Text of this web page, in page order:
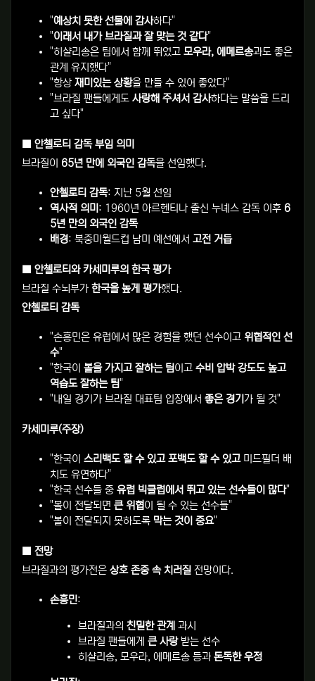
"예상치 못한 선물에 감사하다"
"이래서 내가 브라질과 잘 맞는 것 같다"
"히샬리송은 팀에서 함께 뛰었고 모우라, 에메르송과도 좋은
관계 유지했다"
"항상 재미있는 상황을 만들 수 있어 좋았다"
"브라질 팬들에게도 사랑해 주셔서 감사하다는 말씀을 드리
고 싶다"
■ 안첼로티 감독 부임 의미
브라질이 65년 만에 외국인 감독을 선임했다.
안첼로티 감독: 지난 5월 선임
역사적 의미 : 1960년 아르헨티나 출신 누녜스 감독 이후 6
5년 만의 외국인 감독
배경: 북중미월드컵 남미 예선에서 고전 거듭
■ 안첼로티와 카세미루의 한국 평가
브라질 수뇌부가 한국을 높게 평가했다.
안첼로티 감독
"손흥민은 유럽에서 많은 경험을 했던 선수이고 위협적인 선
수"
"한국이 볼을 가지고 잘하는 팀이고 수비 압박 강도도 높고
역습도 잘하는 팀"
"내일 경기가 브라질 대표팀 입장에서 좋은 경기 가 될 것"
카세미루(주장)
"한국이 스리백도 할 수 있고 포백도 할 수 있고미드필더 배
치도 유연하다"
"한국 선수들 중 유럽 빅클럽에서 뛰고 있는 선수들이 많다"
"볼이 전달되면 큰 위협이 될 수 있는 선수들"
"볼이 전달되지 못하도록 막는 것이 중요"
■ 전망
브라질과의 평가전은 상호 존중 속 치러질 전망이다.
손흥민:
브라질과의 친밀한 관계 과시
브라질 팬들에게 큰 사랑받는 선수
히샬리송, 모우라, 에메르송 등과 돈독한 우정